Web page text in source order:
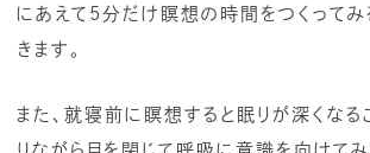
にあえて5分だけ瞑想の時間をつくってみ
きます。
また、就寝前に瞑想すると眠りが深くなる